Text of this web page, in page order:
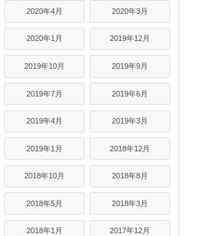
2020年4月 2020年3月
2020年1月 2019年12月
2019年10月 2019年9月
2019年7月 2019年6月
2019年4月 2019年3月
2019年1月 2018年12月
2018年10月 2018年8月
2018年5月 2018年3月
2018年1月 2017年12月